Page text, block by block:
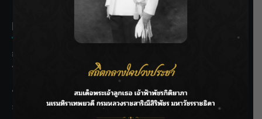
Recent Posts
กรมชลฯ รับฟังประชาชน ติดตามแก้ปัญหาโครงการประตู
ระบายน้ำศรีสองรักฯ
‘แมน การิน’ แชร์ความเชื่อชวนคิด! “อยากกินอะไรหลังจาก
ลาโลกนี้ ให้ใส่บาตรสิ่งนั้นไว้ตอนยังมีชีวิต”